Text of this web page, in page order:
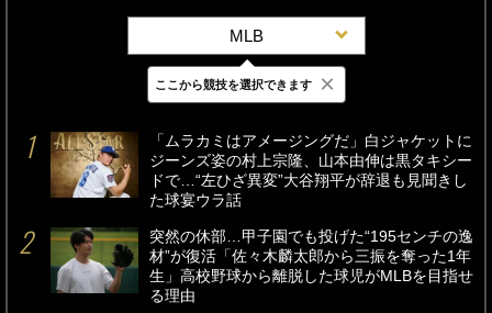
MLB
最新 24時間 週間
「ムラカミはアメージングだ」白ジャケットに
ジーンズ姿の村上宗隆、山本由伸は黒タキシー
ドで…“左ひざ異変”大谷翔平が辞退も見聞きし
た球宴ウラ話
突然の休部…甲子園でも投げた“195センチの逸
材”が復活「佐々木麟太郎から三振を奪った1年
生」高校野球から離脱した球児がMLBを目指せ
る理由
ここから競技を選択できます ×